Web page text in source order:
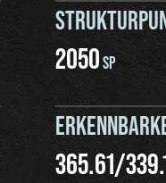
2050SP
365.61/